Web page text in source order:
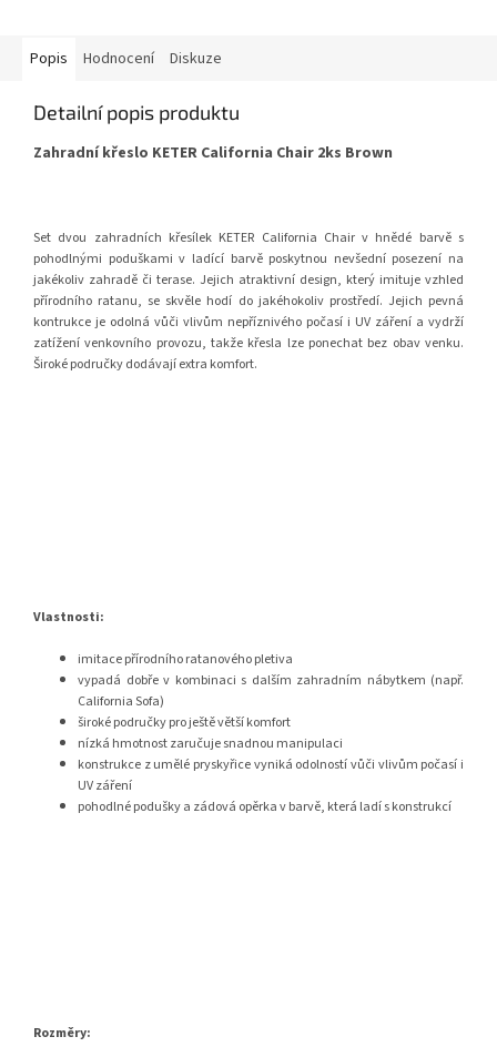
Popis Hodnocení Diskuze
Detailní popis produktu
Zahradní křeslo KETER California Chair 2ks Brown
Set dvou zahradních křesílek KETER California Chair v hnědé barvě s
pohodlnými poduškami v ladící barvě poskytnou nevšední posezení na
jakékoliv zahradě či terase. Jejich atraktivní design, který imituje vzhled
přírodního ratanu, se skvěle hodí do jakéhokoliv prostředí. Jejich pevná
kontrukce je odolná vůči vlivům nepříznivého počasí i UV záření a vydrží
zatížení venkovního provozu, takže křesla lze ponechat bez obav venku.
Široké područky dodávají extra komfort.
Vlastnosti:
imitace přírodního ratanového pletiva
vypadá dobře v kombinaci s dalším zahradním nábytkem (např.
California Sofa)
široké područky pro ještě větší komfort
nízká hmotnost zaručuje snadnou manipulaci
konstrukce z umělé pryskyřice vyniká odolností vůči vlivům počasí i
UV záření
pohodlné podušky a zádová opěrka v barvě, která ladí s konstrukcí
Rozměry: